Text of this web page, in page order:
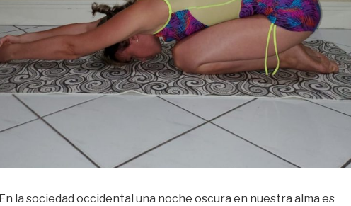
En la sociedad occidental una noche oscura en nuestra alma es